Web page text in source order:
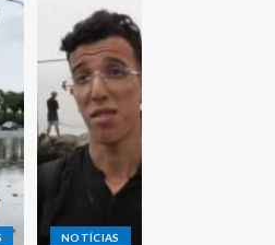
NOTÍCIAS